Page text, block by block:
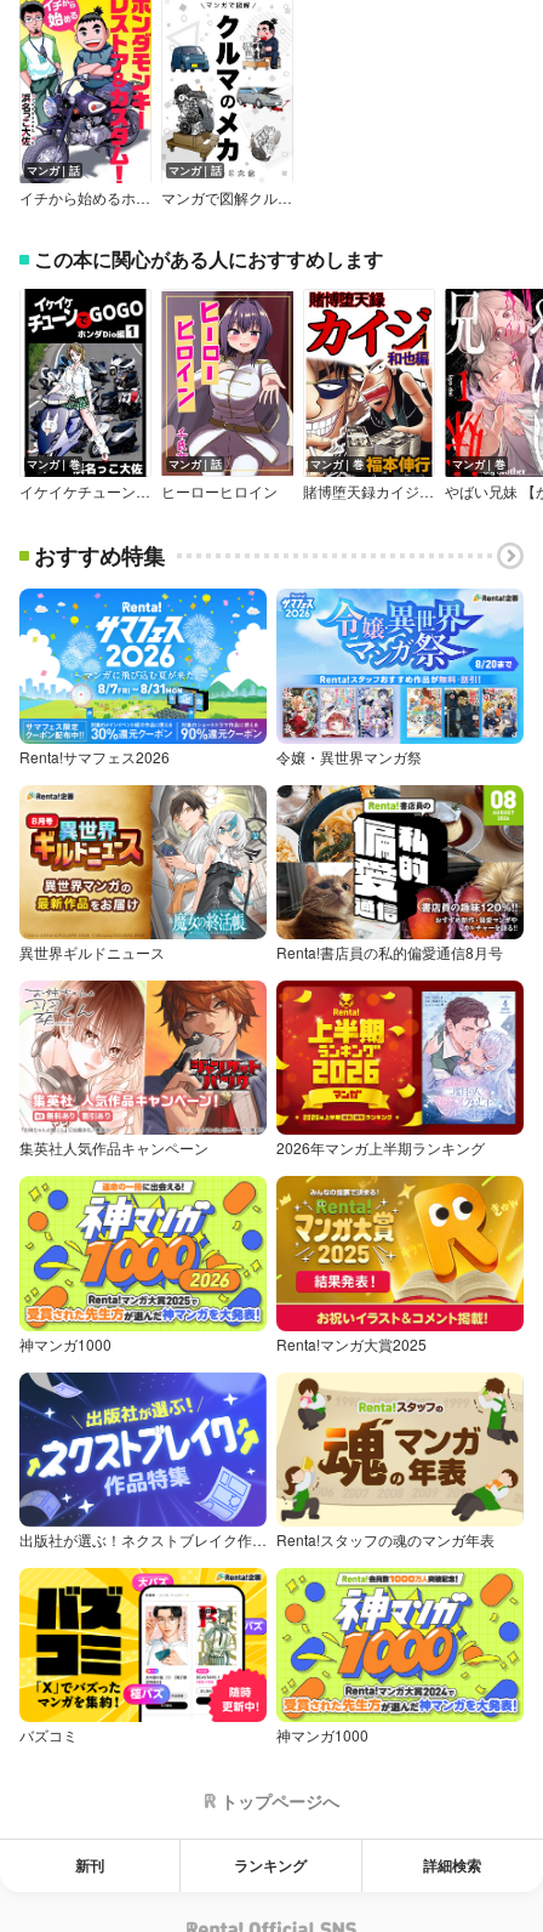
マンガ｜話
イチから始めるホンダモンキーレストア＆カスタム！
マンガ｜話
マンガで図解クルマのメカ
この本に関心がある人におすすめします
マンガ｜巻
イケイケチューンでGOGO Dio編
マンガ｜話
ヒーローヒロイン
マンガ｜巻
賭博堕天録カイジ 和也編
マンガ｜巻
おすすめ特集
Renta!サマフェス2026 令嬢・異世界マンガ祭
異世界ギルドニュース Renta!書店員の私的偏愛通信8月号
集英社人気作品キャンペーン 2026年マンガ上半期ランキング
神マンガ1000 Renta!マンガ大賞2025
出版社が選ぶ！ネクストブレイク作品特集 Renta!スタッフの魂のマンガ年表
バズコミ 神マンガ1000
トップページへ
新刊 ランキング 詳細検索